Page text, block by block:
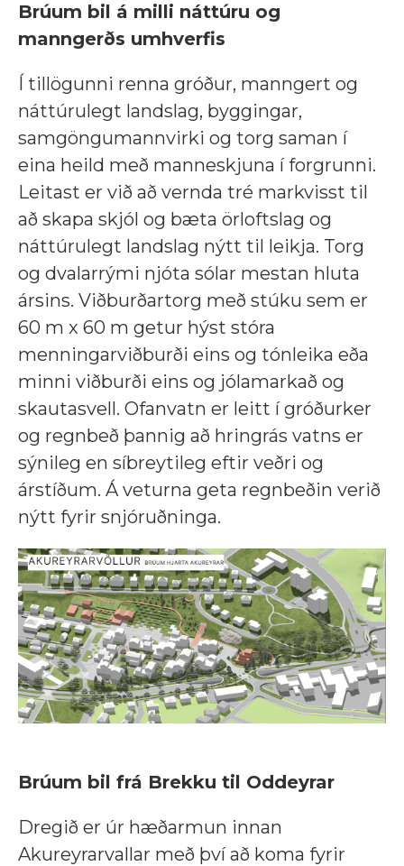
Brúum bil á milli náttúru og
manngerðs umhverfis
Í tillögunni renna gróður, manngert og
náttúrulegt landslag, byggingar,
samgöngumannvirki og torg saman í
eina heild með manneskjuna í forgrunni.
Leitast er við að vernda tré markvisst til
að skapa skjól og bæta örloftslag og
náttúrulegt landslag nýtt til leikja. Torg
og dvalarrými njóta sólar mestan hluta
ársins. Viðburðartorg með stúku sem er
60 m x 60 m getur hýst stóra
menningarviðburði eins og tónleika eða
minni viðburði eins og jólamarkað og
skautasvell. Ofanvatn er leitt í gróðurker
og regnbeð þannig að hringrás vatns er
sýnileg en síbreytileg eftir veðri og
árstíðum. Á veturna geta regnbeðin verið
nýtt fyrir snjóruðninga.
Brúum bil frá Brekku til Oddeyrar
Dregið er úr hæðarmun innan
Akureyrarvallar með því að koma fyrir